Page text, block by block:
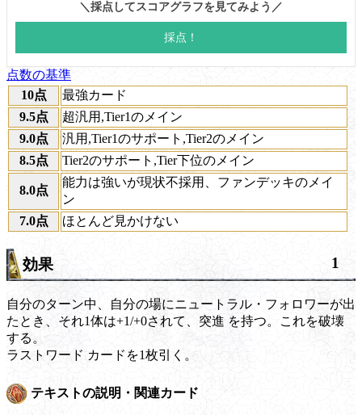
点数の基準
10点
最強カード
9.5点
超汎用,Tier1のメイン
9.0点
汎用,Tier1のサポート,Tier2のメイン
8.5点
Tier2のサポート,Tier下位のメイン
8.0点
能力は強いが現状不採用、ファンデッキのメイ
ン
7.0点
ほとんど見かけない
効果 1
自分のターン中、自分の場にニュートラル・フォロワーが出
たとき、それ1体は+1/+0されて、 突進 を持つ。これを破壊
する。
ラストワード カードを1枚引く。
テキストの説明・関連カード